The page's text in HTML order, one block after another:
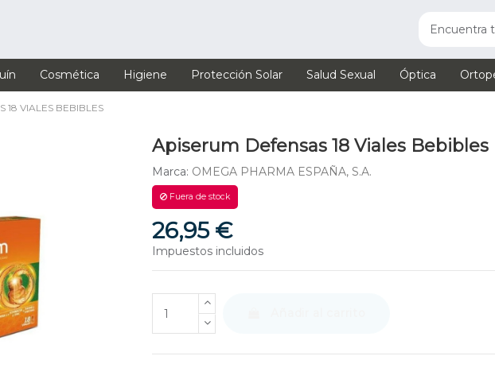
Cosmética Higiene Protección Solar Salud Sexual Óptica
18 VIALES BEBIBLES
Apiserum Defensas 18 Viales Bebibles
Marca: OMEGA PHARMA ESPAÑA, S.A.
Fuera de stock
26,95 €
Impuestos incluidos